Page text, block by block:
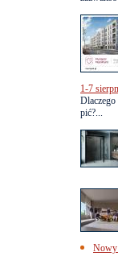
1-7
Dlaczego
pić?...
Nowy